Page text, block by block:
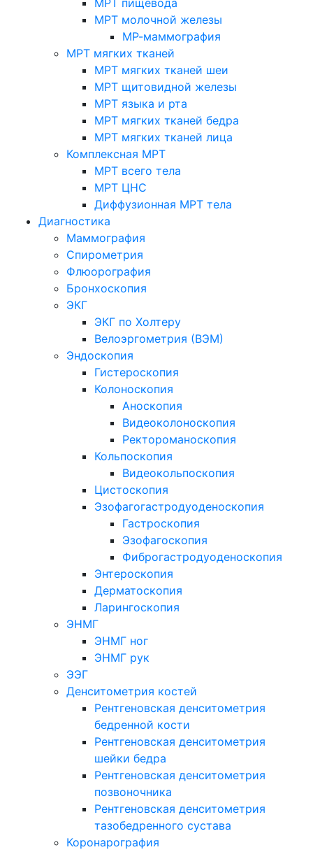
МРТ пищевода
МРТ молочной железы
МР-маммография
МРТ мягких тканей
МРТ мягких тканей шеи
МРТ щитовидной железы
МРТ языка и рта
МРТ мягких тканей бедра
МРТ мягких тканей лица
Комплексная МРТ
МРТ всего тела
МРТ ЦНС
Диффузионная МРТ тела
Диагностика
Маммография
Спирометрия
Флюорография
Бронхоскопия
ЭКГ
ЭКГ по Холтеру
Велоэргометрия (ВЭМ)
Эндоскопия
Гистероскопия
Колоноскопия
Аноскопия
Видеоколоноскопия
Ректороманоскопия
Кольпоскопия
Видеокольпоскопия
Цистоскопия
Эзофагогастродуоденоскопия
Гастроскопия
Эзофагоскопия
Фиброгастродуоденоскопия
Энтероскопия
Дерматоскопия
Ларингоскопия
ЭНМГ
ЭНМГ ног
ЭНМГ рук
ЭЭГ
Денситометрия костей
Рентгеновская денситометрия
бедренной кости
Рентгеновская денситометрия
шейки бедра
Рентгеновская денситометрия
позвоночника
Рентгеновская денситометрия
тазобедренного сустава
Коронарография